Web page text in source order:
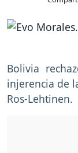
Bolivia
injerencia de
Ros-Lehtinen.